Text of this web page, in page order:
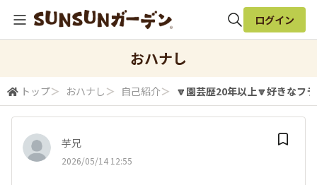
検索
ログイン
おハナし
トップ＞ おハナし ＞ 自己紹介＞ 🔽園芸歴20年以上🔽好きなフ
芋兄
2026/05/14 12:55